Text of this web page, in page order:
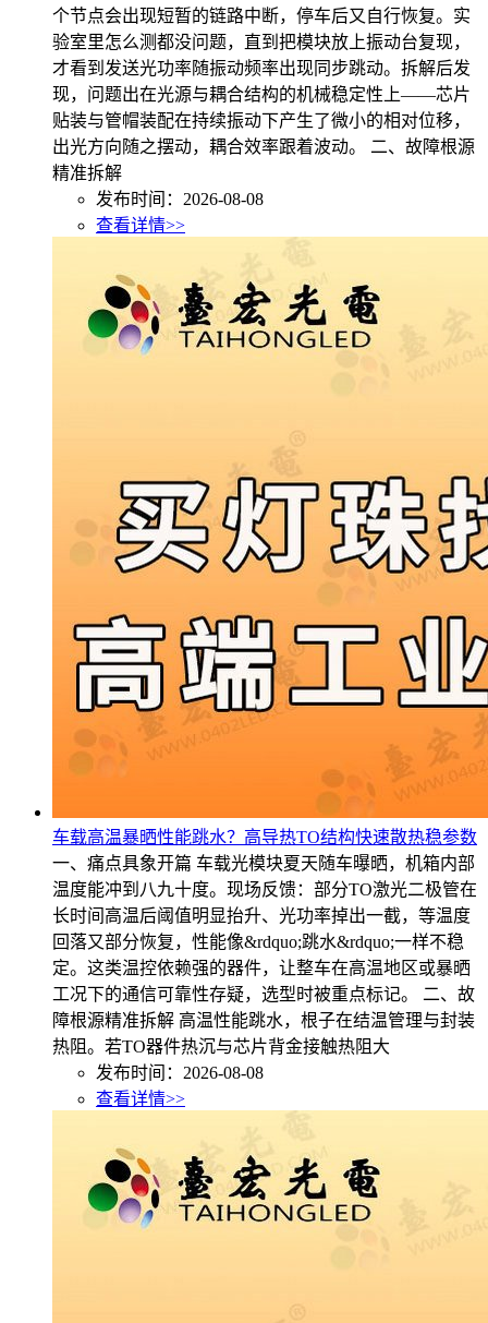
个节点会出现短暂的链路中断，停车后又自行恢复。实
验室里怎么测都没问题，直到把模块放上振动台复现，
才看到发送光功率随振动频率出现同步跳动。拆解后发
现，问题出在光源与耦合结构的机械稳定性上——芯片
贴装与管帽装配在持续振动下产生了微小的相对位移，
出光方向随之摆动，耦合效率跟着波动。 二、故障根源
精准拆解
发布时间：2026-08-08
查看详情>>
车载高温暴晒性能跳水？高导热TO结构快速散热稳参数
一、痛点具象开篇 车载光模块夏天随车曝晒，机箱内部
温度能冲到八九十度。现场反馈：部分TO激光二极管在
长时间高温后阈值明显抬升、光功率掉出一截，等温度
回落又部分恢复，性能像&rdquo;跳水&rdquo;一样不稳
定。这类温控依赖强的器件，让整车在高温地区或暴晒
工况下的通信可靠性存疑，选型时被重点标记。 二、故
障根源精准拆解 高温性能跳水，根子在结温管理与封装
热阻。若TO器件热沉与芯片背金接触热阻大
发布时间：2026-08-08
查看详情>>